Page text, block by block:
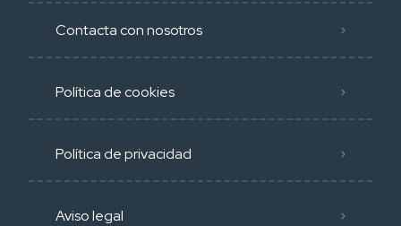
Contacta con nosotros
Política de cookies
Política de privacidad
Aviso legal